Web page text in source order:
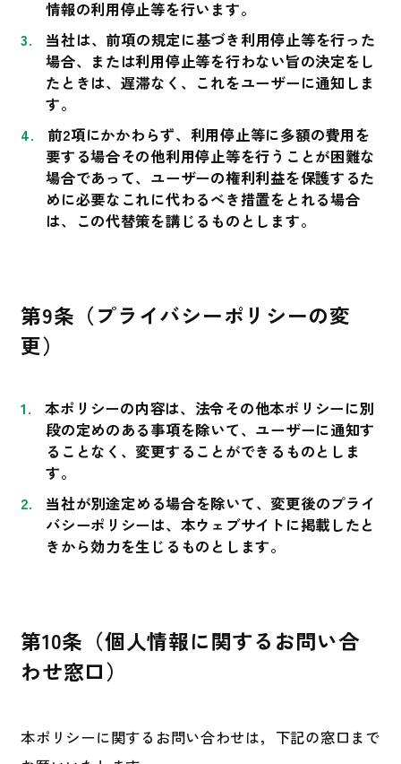
情報の利用停止等を行います。
当社は、前項の規定に基づき利用停止等を行った
場合、または利用停止等を行わない旨の決定をし
たときは、遅滞なく、これをユーザーに通知しま
す。
前2項にかかわらず、利用停止等に多額の費用を
要する場合その他利用停止等を行うことが困難な
場合であって、ユーザーの権利利益を保護するた
めに必要なこれに代わるべき措置をとれる場合
は、この代替策を講じるものとします。
第9条（プライバシーポリシーの変
更）
本ポリシーの内容は、法令その他本ポリシーに別
段の定めのある事項を除いて、ユーザーに通知す
ることなく、変更することができるものとしま
す。
当社が別途定める場合を除いて、変更後のプライ
バシーポリシーは、本ウェブサイトに掲載したと
きから効力を生じるものとします。
第10条（個人情報に関するお問い合
わせ窓口）
本ポリシーに関するお問い合わせは，下記の窓口まで